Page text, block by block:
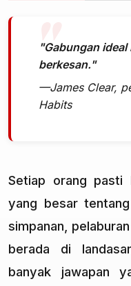
"Gabungan
berkesan."
—James Clear,
Habits
Setiap orang pasti
yang besar
simpanan,
berada di
banyak jawapan